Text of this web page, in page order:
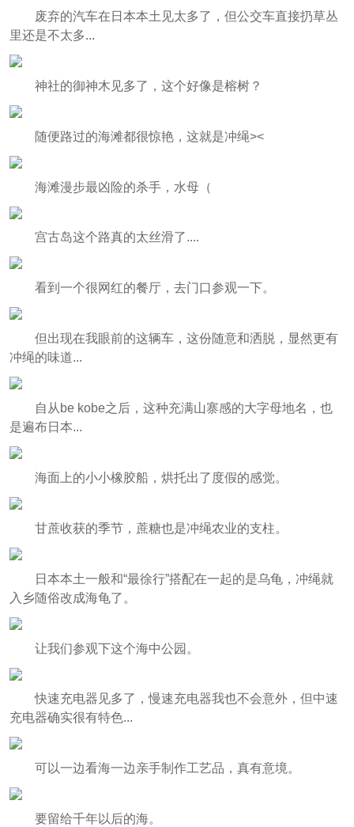
废弃的汽车在日本本土见太多了，但公交车直接扔草丛
里还是不太多...
神社的御神木见多了，这个好像是榕树？
随便路过的海滩都很惊艳，这就是冲绳><
海滩漫步最凶险的杀手，水母（
宫古岛这个路真的太丝滑了....
看到一个很网红的餐厅，去门口参观一下。
但出现在我眼前的这辆车，这份随意和洒脱，显然更有
冲绳的味道...
自从be kobe之后，这种充满山寨感的大字母地名，也
是遍布日本...
海面上的小小橡胶船，烘托出了度假的感觉。
甘蔗收获的季节，蔗糖也是冲绳农业的支柱。
日本本土一般和“最徐行”搭配在一起的是乌龟，冲绳就
入乡随俗改成海龟了。
让我们参观下这个海中公园。
快速充电器见多了，慢速充电器我也不会意外，但中速
充电器确实很有特色...
可以一边看海一边亲手制作工艺品，真有意境。
要留给千年以后的海。